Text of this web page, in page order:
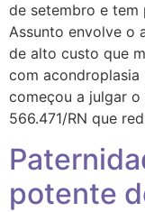
de setembro e tem
Assunto envolve o
de alto custo que
com acondroplasia
começou a julgar o
566.471/RN que
potente